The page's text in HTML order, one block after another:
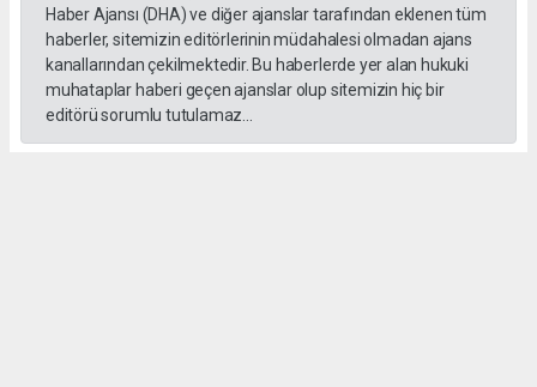
Haber Ajansı (DHA) ve diğer ajanslar tarafından eklenen tüm
haberler, sitemizin editörlerinin müdahalesi olmadan ajans
kanallarından çekilmektedir. Bu haberlerde yer alan hukuki
muhataplar haberi geçen ajanslar olup sitemizin hiç bir
editörü sorumlu tutulamaz...